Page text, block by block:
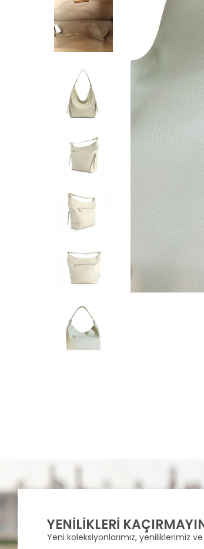
YENİLİKLERİ
Yeni koleksiyonlarımız, yeniliklerimiz